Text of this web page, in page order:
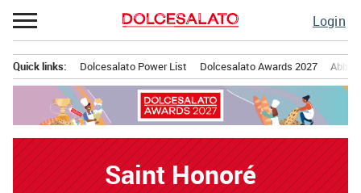
Passa
al
Login
principale
Quick links: Dolcesalato Power List Dolcesalato Awards 2027
Saint Honoré